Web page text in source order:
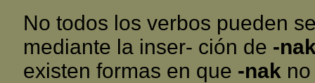
No todos los verbos pueden
mediante la inser- ción de -
existen formas en que -nak